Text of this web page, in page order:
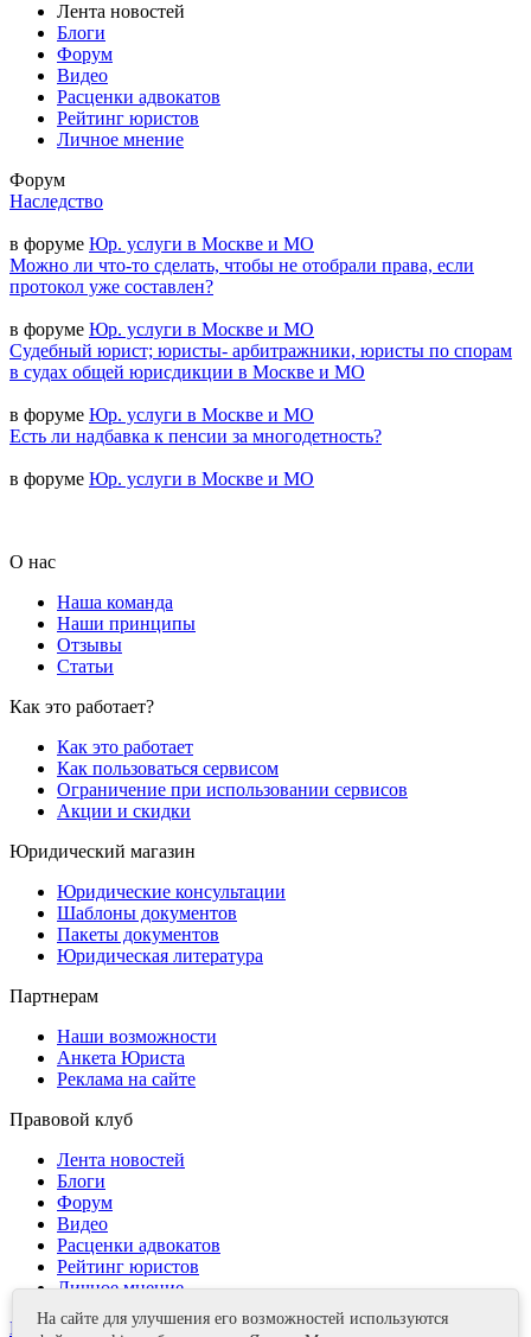
Лента новостей
Блоги
Форум
Видео
Расценки адвокатов
Рейтинг юристов
Личное мнение
Форум
Наследство
в форуме Юр. услуги в Москве и МО
Можно ли что-то сделать, чтобы не отобрали права, если
протокол уже составлен?
в форуме Юр. услуги в Москве и МО
Судебный юрист; юристы- арбитражники, юристы по спорам
в судах общей юрисдикции в Москве и МО
в форуме Юр. услуги в Москве и МО
Есть ли надбавка к пенсии за многодетность?
в форуме Юр. услуги в Москве и МО
О нас
Наша команда
Наши принципы
Отзывы
Статьи
Как это работает?
Как это работает
Как пользоваться сервисом
Ограничение при использовании сервисов
Акции и скидки
Юридический магазин
Юридические консультации
Шаблоны документов
Пакеты документов
Юридическая литература
Партнерам
Наши возможности
Анкета Юриста
Реклама на сайте
Правовой клуб
Лента новостей
Блоги
Форум
Видео
Расценки адвокатов
Рейтинг юристов
Личное мнение
Контакты
На сайте для улучшения его возможностей используются